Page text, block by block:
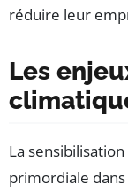
réduire leur
Les
La
primordiale